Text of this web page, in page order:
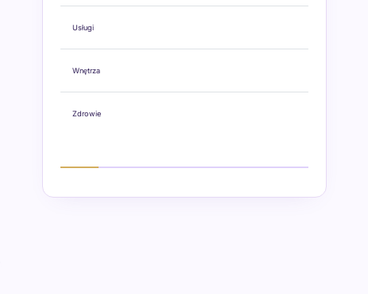
Usługi
Wnętrza
Zdrowie